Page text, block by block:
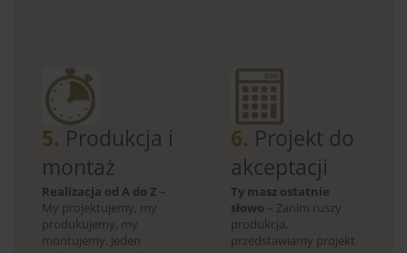
5. Produkcja i
montaż
Realizacja od A do Z –
My projektujemy, my
produkujemy, my
montujemy. Jeden
6. Projekt do
akceptacji
Ty masz ostatnie
słowo – Zanim ruszy
produkcja,
przedstawiamy projekt